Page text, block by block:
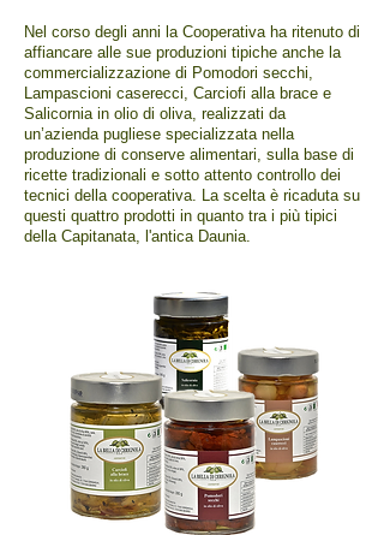
Nel corso degli anni la Cooperativa ha ritenuto di
affiancare alle sue produzioni tipiche anche la
commercializzazione di Pomodori secchi,
Lampascioni caserecci, Carciofi alla brace e
Salicornia in olio di oliva, realizzati da
un’azienda pugliese specializzata nella
produzione di conserve alimentari, sulla base di
ricette tradizionali e sotto attento controllo dei
tecnici della cooperativa. La scelta è ricaduta su
questi quattro prodotti in quanto tra i più tipici
della Capitanata, l'antica Daunia.